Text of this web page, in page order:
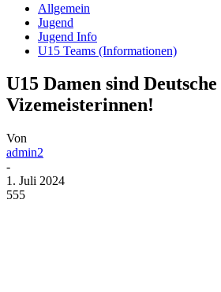
Allgemein
Jugend
Jugend Info
U15 Teams (Informationen)
U15 Damen sind Deutsche
Vizemeisterinnen!
Von
admin2
-
1. Juli 2024
555